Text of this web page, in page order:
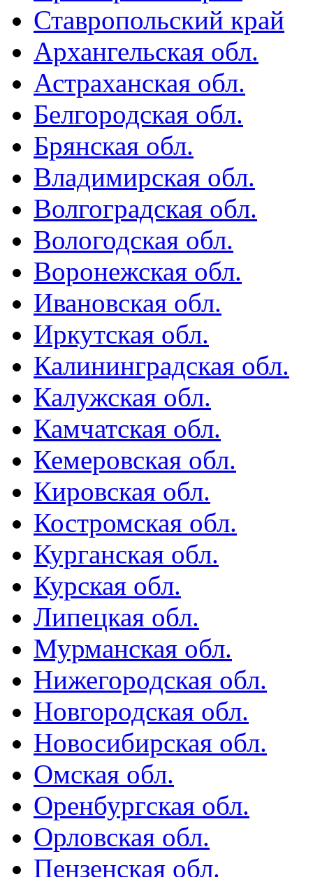
Ставропольский край
Архангельская обл.
Астраханская обл.
Белгородская обл.
Брянская обл.
Владимирская обл.
Волгоградская обл.
Вологодская обл.
Воронежская обл.
Ивановская обл.
Иркутская обл.
Калининградская обл.
Калужская обл.
Камчатская обл.
Кемеровская обл.
Кировская обл.
Костромская обл.
Курганская обл.
Курская обл.
Липецкая обл.
Мурманская обл.
Нижегородская обл.
Новгородская обл.
Новосибирская обл.
Омская обл.
Оренбургская обл.
Орловская обл.
Пензенская обл.